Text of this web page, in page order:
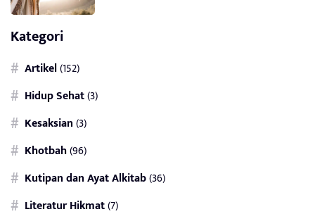
Kategori
Artikel(152)
Hidup Sehat(3)
Kesaksian(3)
Khotbah(96)
Kutipan dan Ayat Alkitab(36)
Literatur Hikmat(7)